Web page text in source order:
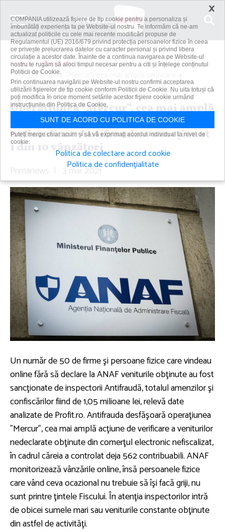
Acasă
Economic
Operaţiunea “Mercur”, cea mai amplă verificare a
comerţului online...
Operaţiunea “Mercur”, cea mai amplă
verificare a comerţului online
nefiscalizat: Antifrauda a sancţionat
1 din 10 vânzători
Primanews | 3 mar 2021
Un număr de 50 de firme şi persoane fizice care vindeau
online fără să declare la ANAF veniturile obţinute au fost
sancţionate de inspectorii Antifraudă, totalul amenzilor şi
confiscărilor fiind de 1,05 milioane lei, relevă date
analizate de Profit.ro. Antifrauda desfăşoară operaţiunea
"Mercur", cea mai amplă acţiune de verificare a veniturilor
nedeclarate obţinute din comerţul electronic nefiscalizat,
în cadrul căreia a controlat deja 562 contribuabili. ANAF
monitorizează vânzările online, însă persoanele fizice
care vând ceva ocazional nu trebuie să îşi facă griji, nu
sunt printre ţintele Fiscului. În atenţia inspectorilor intră
de obicei sumele mari sau veniturile constante obţinute
din astfel de activităţi.
×
COMPANIA utilizează fişiere de tip cookie pentru a personaliza și
îmbunătăți experiența ta pe Website-ul nostru. Te informăm că ne-am
actualizat politicile cu cele mai recente modificări propuse de
Regulamentul (UE) 2016/679 privind protecția persoanelor fizice în ceea
ce privește prelucrarea datelor cu caracter personal și privind libera
circulație a acestor date. Înainte de a continua navigarea pe Website-ul
nostru te rugăm să aloci timpul necesar pentru a citi și înțelege conținutul
Politicii de Cookie.
Prin continuarea navigării pe Website-ul nostru confirmi acceptarea
utilizării fişierelor de tip cookie conform Politicii de Cookie. Nu uita totuși că
poți modifica în orice moment setările acestor fişiere cookie urmând
instrucțiunile din Politica de Cookie.
SUNT DE ACORD CU POLITICA DE COOKIE
Puteți merge chiar acum și să vă exprimați acordul individual la nivel de
cookie:
Politica de colectare acord cookie
Politica de confidențialitate